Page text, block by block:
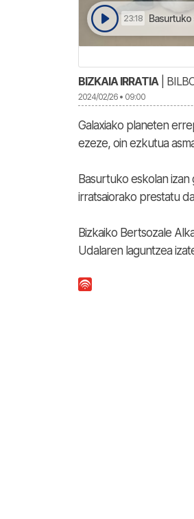
23:18 Basurtuko
BIZKAIA IRRATIA|
2024/02/26 • 09:00
Galaxiako planeten
ezeze, oin ezkutua
Basurtuko eskolan
irratsaiorako prestatu
Bizkaiko Bertsozale
Udalaren laguntzea